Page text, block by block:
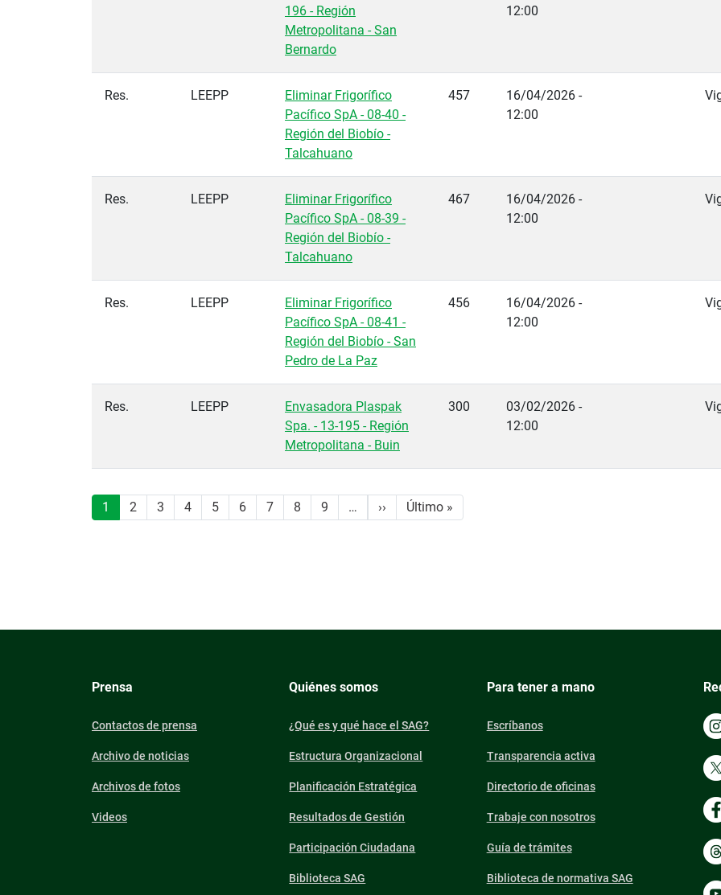
196 - Región
Metropolitana - San
Bernardo
12:00
Res. LEEPP
Eliminar Frigorífico
Pacífico SpA - 08-40 -
Región del Biobío -
Talcahuano
457
16/04/2026 -
12:00
Res. LEEPP
Eliminar Frigorífico
Pacífico SpA - 08-39 -
Región del Biobío -
Talcahuano
467
16/04/2026 -
12:00
Res. LEEPP
Eliminar Frigorífico
Pacífico SpA - 08-41 -
Región del Biobío - San
Pedro de La Paz
456
16/04/2026 -
12:00
Res. LEEPP
Envasadora Plaspak
Spa. - 13-195 - Región
Metropolitana - Buin
300
03/02/2026 -
12:00
Paginación
1 2 3 4 5 6 7 8 9 … ›› Siguiente página
Último »
Prensa
Contactos de prensa
Archivo de noticias
Archivos de fotos
Videos
Quiénes somos
¿Qué es y qué hace el SAG?
Estructura Organizacional
Planificación Estratégica
Resultados de Gestión
Participación Ciudadana
Biblioteca SAG
Para tener a mano
Escríbanos
Transparencia activa
Directorio de oficinas
Trabaje con nosotros
Guía de trámites
Biblioteca de normativa SAG